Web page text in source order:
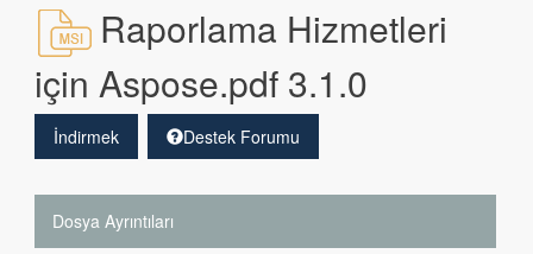
Raporlama Hizmetleri
için Aspose.pdf 3.1.0
İndirmek Destek Forumu
Dosya Ayrıntıları